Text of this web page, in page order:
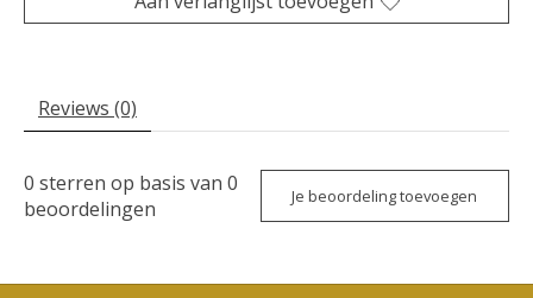
Reviews (0)
0 sterren op basis van 0
beoordelingen
Je beoordeling toevoegen